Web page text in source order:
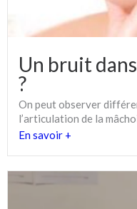
Un bruit
?
On peut observer
l’articulation de la
En savoir +